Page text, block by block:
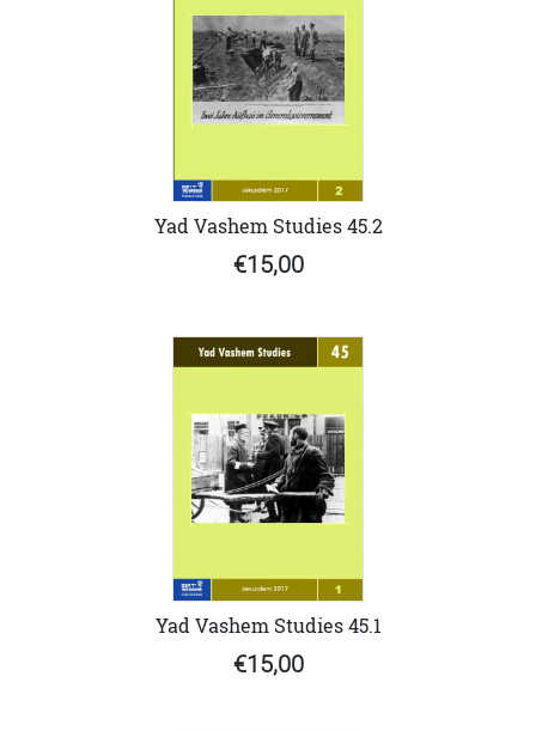
Yad Vashem Studies 45.2
€15,00
Yad Vashem Studies 45.1
€15,00